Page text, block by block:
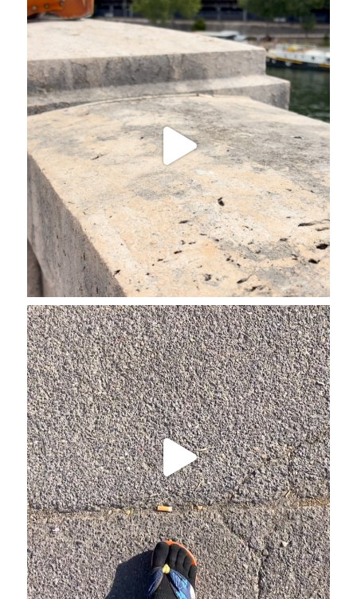
皆様の足に最適な一足を
スタッフが丁寧に合わせます。
お気軽にご相談ください
☆営業時間は10時〜18時
☆足計測はお気軽に！無料です！
#笑足
#河内長野
...もっと見る
動画
View on Facebook · Share